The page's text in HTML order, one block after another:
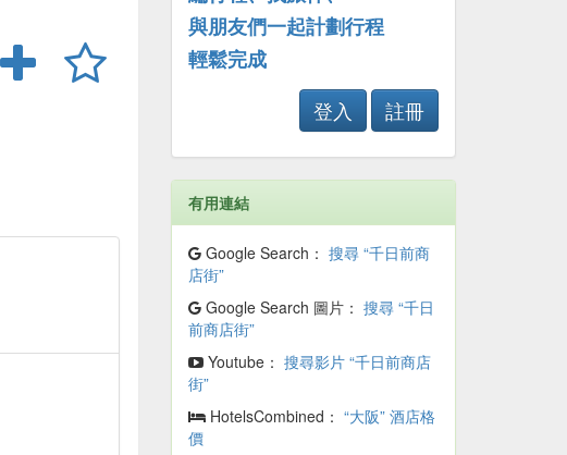
與朋友們一起計劃行程
輕鬆完成
登入
註冊
有用連結
Google Search： 搜尋 “千日前商
店街”
Google Search 圖片： 搜尋 “千日
前商店街”
Youtube： 搜尋影片 “千日前商店
街”
HotelsCombined： “大阪” 酒店格
價